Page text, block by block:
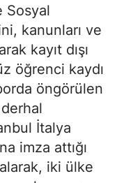
Sosyal
kanunları ve
kayıt dışı
öğrenci kaydı
öngörülen
İtalya
imza attığı
iki ülke